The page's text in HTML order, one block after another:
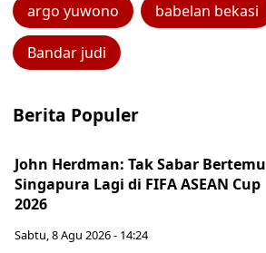
argo yuwono babelan bekasi
Bandar judi
Berita Populer
John Herdman: Tak Sabar Bertemu
Singapura Lagi di FIFA ASEAN Cup
2026
Sabtu, 8 Agu 2026 - 14:24